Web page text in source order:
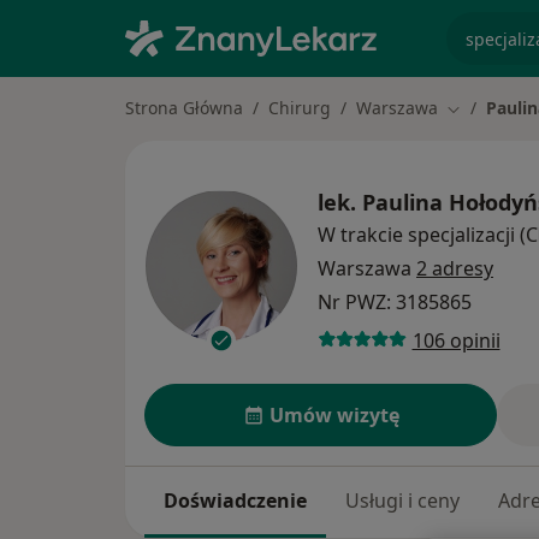
Strona Główna Chirurg Warszawa Zmień
lek. Paulina
W trakcie specjalizacji
Warszawa 2 adresy
Nr PWZ: 3185865
106 opinii
Umów wizytę
Doświadczenie Usługi i ceny